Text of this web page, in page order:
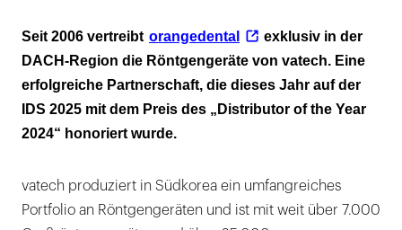
Seit 2006 vertreibt orangedental
exklusiv in der
DACH-Region die Röntgengeräte von vatech. Eine
erfolgreiche Partnerschaft, die dieses Jahr auf der
IDS 2025 mit dem Preis des „Distributor of the Year
2024“ honoriert wurde.
vatech produziert in Südkorea ein umfangreiches
Portfolio an Röntgengeräten und ist mit weit über 7.000